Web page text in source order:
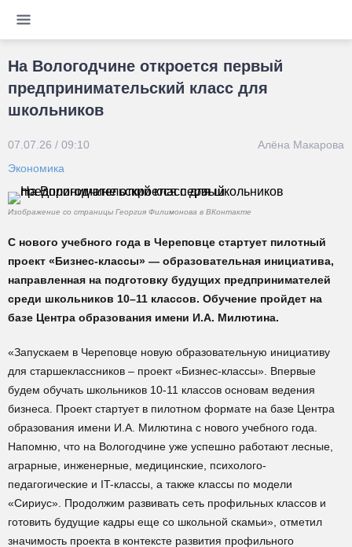
На Вологодчине откроется первый
предпринимательский класс для
школьников
07.07.26 / 09:10
Алёна Макарова
Экономика
Изображение со страницы Георгия Филимонова в ВКонтакте
С нового учебного года в Череповце стартует пилотный
проект «Бизнес-классы» — образовательная инициатива,
направленная на подготовку будущих предпринимателей
среди школьников 10–11 классов. Обучение пройдет на
базе Центра образования имени И.А. Милютина.
«Запускаем в Череповце новую образовательную инициативу
для старшеклассников – проект «Бизнес-классы». Впервые
будем обучать школьников 10-11 классов основам ведения
бизнеса. Проект стартует в пилотном формате на базе Центра
образования имени И.А. Милютина с нового учебного года.
Напомню, что на Вологодчине уже успешно работают лесные,
аграрные, инженерные, медицинские, психолого-
педагогические и IT-классы, а также классы по модели
«Сириус». Продолжим развивать сеть профильных классов и
готовить будущие кадры еще со школьной скамьи», отметил
значимость проекта в контексте развития профильного